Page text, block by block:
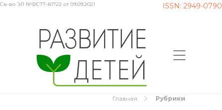
Св-во ЭЛ №ФС77–81722 от 09.09.2021 ISSN: 2949-0790
Главная Рубрики